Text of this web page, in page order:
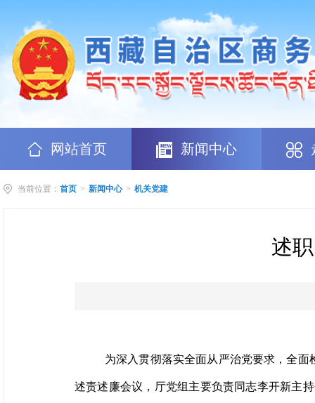
网站首页 新闻中心
当前位置： 首页 > 新闻中心 > 机关党建
述
为深入贯彻落实全面从严治党要求，全
述责述廉会议，厅党组主要负责同志李开新主